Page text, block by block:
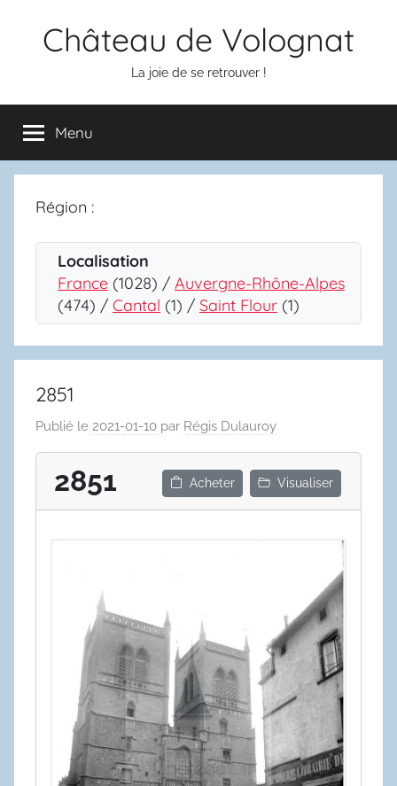
Château de Volognat
La joie de se retrouver !
Menu
Région :
Localisation
France (1028) / Auvergne-Rhône-Alpes
(474) / Cantal (1) / Saint Flour (1)
2851
Publié le 2021-01-10 par Régis Dulauroy
2851 Acheter Visualiser